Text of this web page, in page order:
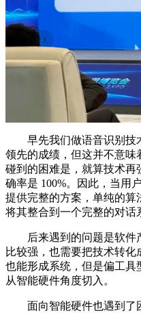
早先我们做语音识别技
领先的成绩，但这并不意
碰到的困难是，就算技术
确率是 100%。因此，当用
提供完整的方案，单纯的算
将其整合到一个完整的对话
后来遇到的问题是软件
比较强，也需要把技术转
也能形成系统，但是偏工
从智能硬件角度切入。
面向智能硬件也遇到了